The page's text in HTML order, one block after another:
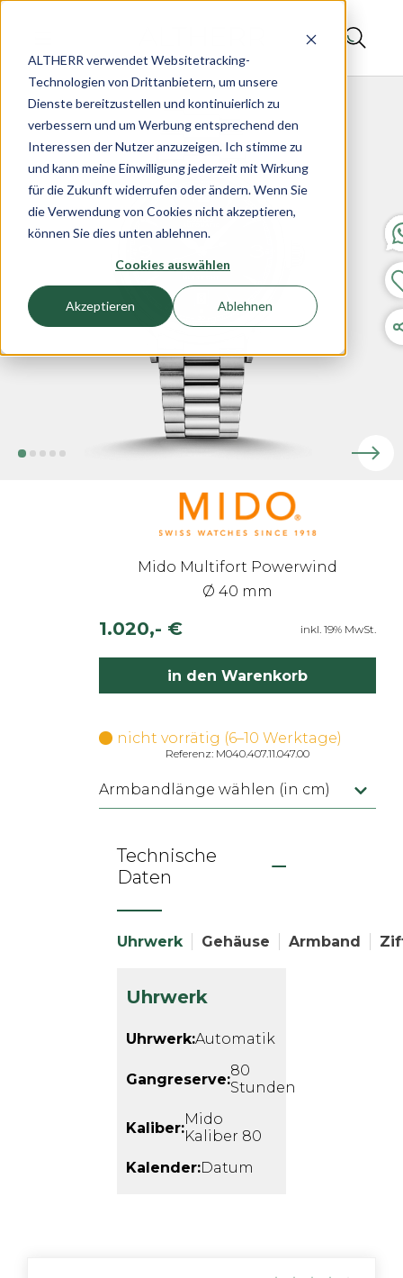
ALTHERR verwendet Websitetracking-
Technologien von Drittanbietern, um unsere
Dienste bereitzustellen und kontinuierlich zu
verbessern und um Werbung entsprechend den
Interessen der Nutzer anzuzeigen. Ich stimme zu
und kann meine Einwilligung jederzeit mit Wirkung
für die Zukunft widerrufen oder ändern. Wenn Sie
die Verwendung von Cookies nicht akzeptieren,
können Sie dies unten ablehnen.
Cookies auswählen
Akzeptieren Ablehnen
Mido Multifort Powerwind
Ø 40 mm
1.020,- € inkl. 19% MwSt.
in den Warenkorb
nicht vorrätig (6–10 Werktage)
Referenz: M040.407.11.047.00
Armbandlänge wählen (in cm)
Technische
Daten
Uhrwerk Gehäuse Armband
Uhrwerk
Uhrwerk:Automatik
Gangreserve:80
Stunden
Kaliber:Mido
Kaliber 80
Kalender:Datum